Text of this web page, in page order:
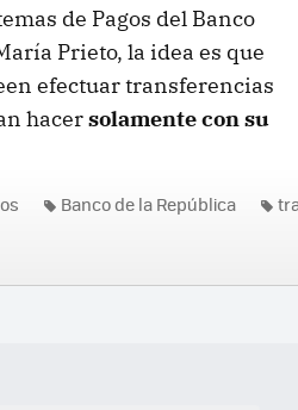
de Pagos del Banco
Prieto, la idea es que
efectuar transferencias
hacersolamente con su
Banco de la República